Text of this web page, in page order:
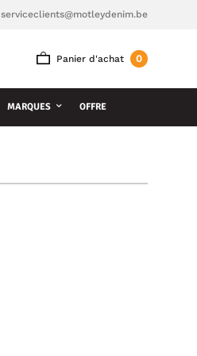
serviceclients@motleydenim.be
Panier d'achat 0
MARQUES OFFRE